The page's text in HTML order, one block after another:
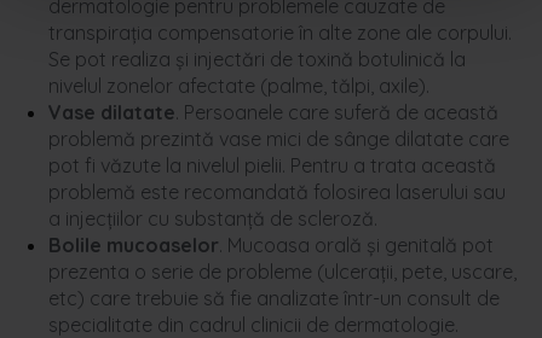
dermatologie pentru problemele cauzate de
transpirația compensatorie în alte zone ale corpului.
Se pot realiza și injectări de toxină botulinică la
nivelul zonelor afectate (palme, tălpi, axile).
Vase dilatate . Persoanele care suferă de această
problemă prezintă vase mici de sânge dilatate care
pot fi văzute la nivelul pielii. Pentru a trata această
problemă este recomandată folosirea laserului sau
a injecțiilor cu substanță de scleroză
Bolile mucoaselor Mucoasa orală și genitală pot
prezenta o serie de probleme (ulcerații pete uscare
etc) care trebuie să fie analizate într-un consult de
specialitate din cadrul clinicii de dermatologie